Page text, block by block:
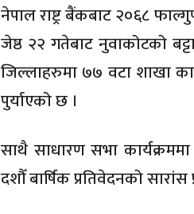
नेपाल राष्ट्र बैंकबाट २०६८
जेष्ठ २२ गतेबाट नुवाकोटको
जिल्लाहरुमा ७७ वटा शाखा
पुर्याएको छ ।
साथै साधारण सभा
दशौँ बार्षिक प्रतिवेदनको सारांस